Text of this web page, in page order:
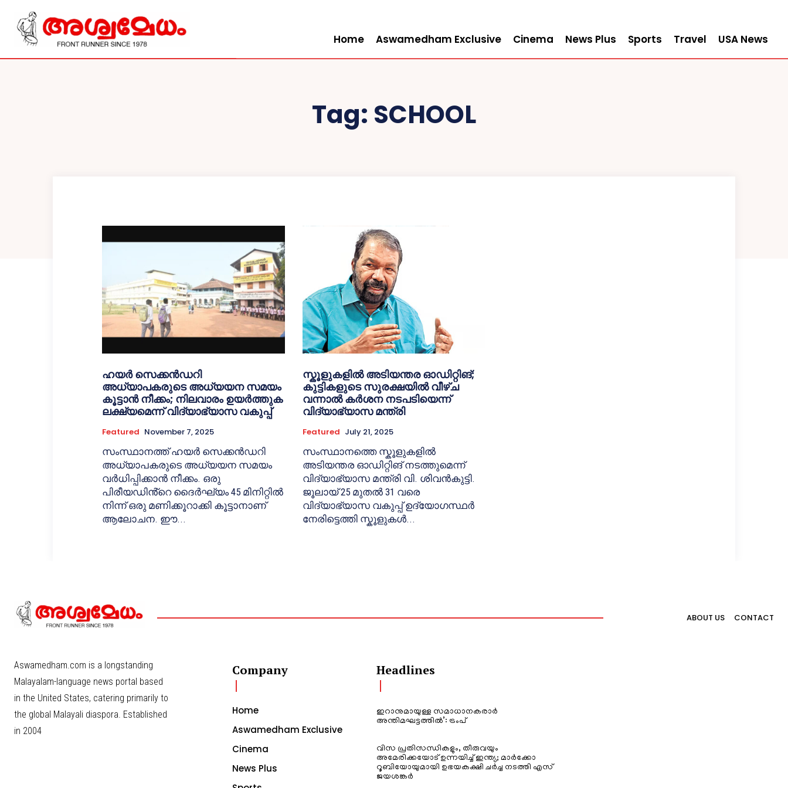
Home Aswamedham Exclusive Cinema News Plus Sports Travel USA News
Tag: SCHOOL
ഹയർ സെക്കൻഡറി
അധ്യാപകരുടെ അധ്യയന സമയം
കൂട്ടാൻ നീക്കം; നിലവാരം ഉയർത്തുക
ലക്ഷ്യമെന്ന് വിദ്യാഭ്യാസ വകുപ്പ്
Featured November 7, 2025
സംസ്ഥാനത്ത് ഹയർ സെക്കൻഡറി
അധ്യാപകരുടെ അധ്യയന സമയം
വർധിപ്പിക്കാൻ നീക്കം. ഒരു
പിരീയഡിൻ്റെ ദൈർഘ്യം 45 മിനിറ്റിൽ
നിന്ന് ഒരു മണിക്കൂറാക്കി കൂട്ടാനാണ്
ആലോചന. ഈ...
സ്കൂളുകളില്‍ അടിയന്തര ഓഡിറ്റിങ്;
കുട്ടികളുടെ സുരക്ഷയിൽ വീഴ്ച
വന്നാൽ കർശന നടപടിയെന്ന്
വിദ്യാഭ്യാസ മന്ത്രി
Featured July 21, 2025
സംസ്ഥാനത്തെ സ്കൂളുകളില്‍
അടിയന്തര ഓഡിറ്റിങ് നടത്തുമെന്ന്
വിദ്യാഭ്യാസ മന്ത്രി വി. ശിവന്‍കുട്ടി.
ജൂലായ് 25 മുതൽ 31 വരെ
വിദ്യാഭ്യാസ വകുപ്പ് ഉദ്യോഗസ്ഥർ
നേരിട്ടെത്തി സ്കൂളുകള്‍...
ABOUT US CONTACT
Aswamedham.com is a longstanding
Malayalam-language news portal based
in the United States, catering primarily to
the global Malayali diaspora. Established
in 2004
Company
Home
Aswamedham Exclusive
Cinema
News Plus
Headlines
ഇറാനുമായുള്ള സമാധാനകരാർ
അന്തിമഘട്ടത്തിൽ‌’: ട്രംപ്
വിസ പ്രതിസന്ധികളും, തീരുവയും
അമേരിക്കയോട് ഉന്നയിച്ച് ഇന്ത്യ; മാർക്കോ
റൂബിയോയുമായി ഉഭയകക്ഷി ചർച്ച നടത്തി എസ്
ജയശങ്കർ